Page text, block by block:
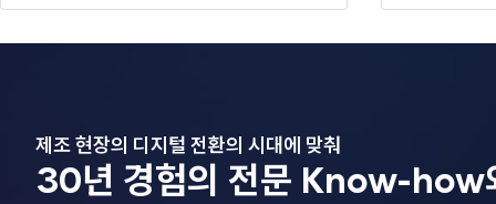
제조 현장의 디지털 전환의 시대에 맞춰
30년 경험의 전문 Know-how